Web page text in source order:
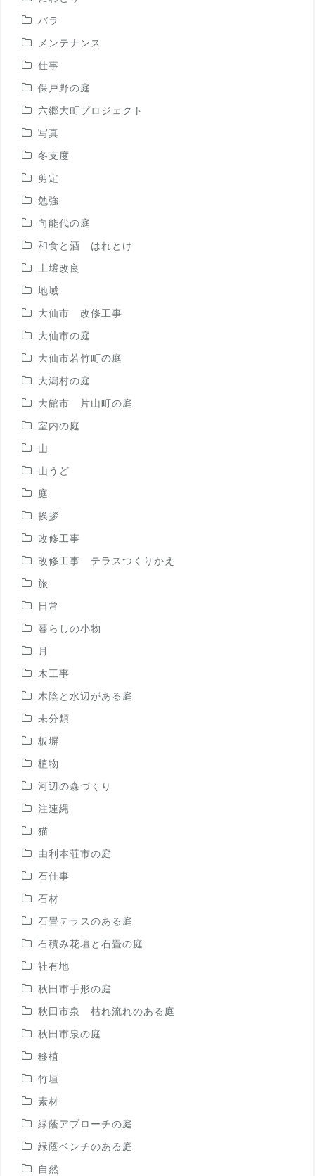
バラ
メンテナンス
仕事
保戸野の庭
六郷大町プロジェクト
写真
冬支度
剪定
勉強
向能代の庭
和食と酒 はれとけ
土壌改良
地域
大仙市 改修工事
大仙市の庭
大仙市若竹町の庭
大潟村の庭
大館市 片山町の庭
室内の庭
山
山うど
庭
挨拶
改修工事
改修工事 テラスつくりかえ
旅
日常
暮らしの小物
月
木工事
木陰と水辺がある庭
未分類
板塀
植物
河辺の森づくり
注連縄
猫
由利本荘市の庭
石仕事
石材
石畳テラスのある庭
石積み花壇と石畳の庭
社有地
秋田市手形の庭
秋田市泉 枯れ流れのある庭
秋田市泉の庭
移植
竹垣
素材
緑蔭アプローチの庭
緑蔭ベンチのある庭
自然